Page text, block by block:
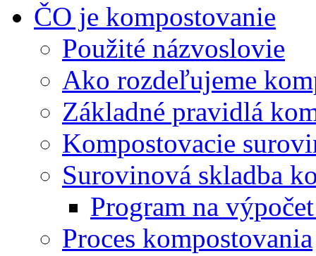
ČO je kompostovanie
Použité názvoslovie
Ako rozdeľujeme
Základné pravidlá
Kompostovacie
Surovinová skladba
Program na
Proces kompostovania